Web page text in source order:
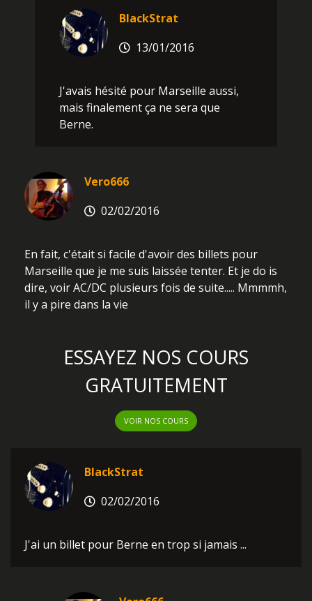
BlackStrat
13/01/2016
J'avais hésité pour Marseille aussi,
mais finalement ça ne sera que
Berne.
Vero666
02/02/2016
En fait, c'était si facile d'avoir des billets pour
Marseille que je me suis laissée tenter. Et je do is
dire, voir AC/DC plusieurs fois de suite..... Mmmmh,
il y a pire dans la vie
ESSAYEZ NOS COURS
GRATUITEMENT
VOIR NOS COURS
BlackStrat
02/02/2016
J'ai un billet pour Berne en trop si jamais ...